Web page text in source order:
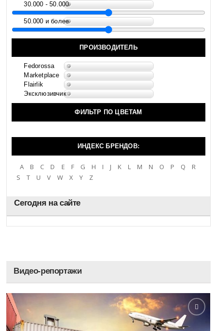
30.000 - 50.000
50.000 и более
ПРОИЗВОДИТЕЛЬ
Fedorossa
Marketplace
Flairlik
Эксклюзивчик
ФИЛЬТР ПО ЦВЕТАМ
ИНДЕКС БРЕНДОВ:
A B C D E F G H I J K L M N O P Q
R
S
T U V W X Y Z
Сегодня на сайте
Видео-репортажи